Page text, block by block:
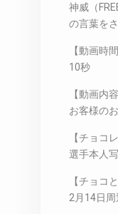
神威（
の言葉を
【動画時間
10秒
【動画内容
お客様の
【チョコ
選手本人
【チョコ
2月14日周